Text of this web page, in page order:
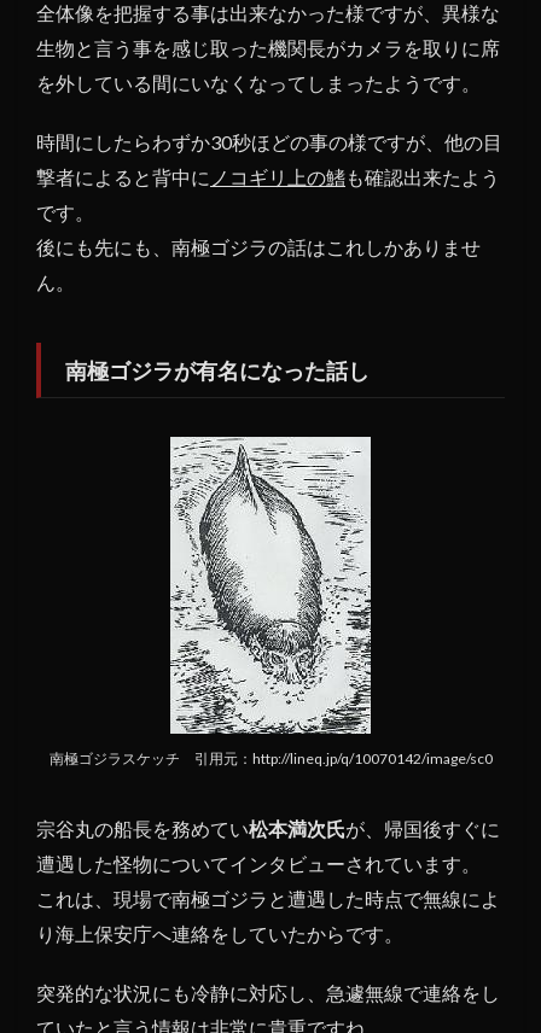
全体像を把握する事は出来なかった様ですが、異様な
生物と言う事を感じ取った機関長がカメラを取りに席
を外している間にいなくなってしまったようです。
時間にしたらわずか30秒ほどの事の様ですが、他の目
撃者によると背中に ノコギリ上の鰭も確認出来たよう
です。
後にも先にも、南極ゴジラの話はこれしかありませ
ん。
南極ゴジラが有名になった話し
南極ゴジラスケッチ 引用元：http://lineq.jp/q/10070142/image/sc0
宗谷丸の船長を務めてい松本満次氏が、帰国後すぐに
遭遇した怪物についてインタビューされています。
これは、現場で南極ゴジラと遭遇した時点で無線によ
り海上保安庁へ連絡をしていたからです。
突発的な状況にも冷静に対応し、急遽無線で連絡をし
ていたと言う情報は非常に貴重ですね。